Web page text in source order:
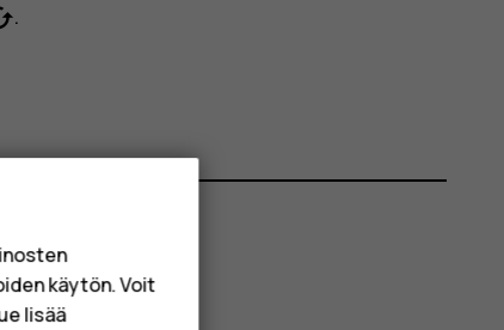
.
käytön. Voit
lisää